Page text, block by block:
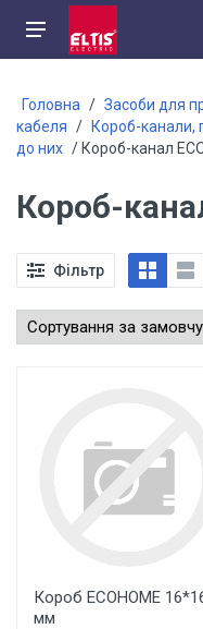
Головна / Засоби для
кабеля /
Короб-канали,
до них / Короб-канал
Короб-
Фільтр
Короб ЕСОНОМЕ
мм